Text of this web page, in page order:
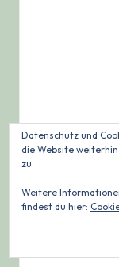
Datenschutz und
die Website
zu.
Weitere
findest du hier: